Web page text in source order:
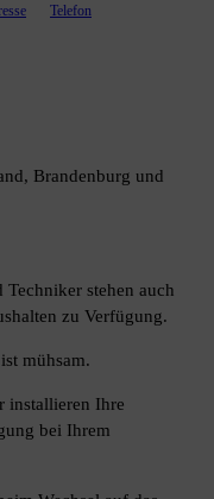
Telefon
Brandenburg und
stehen auch
zu Verfügung.
mühsam.
installieren Ihre
bei Ihrem